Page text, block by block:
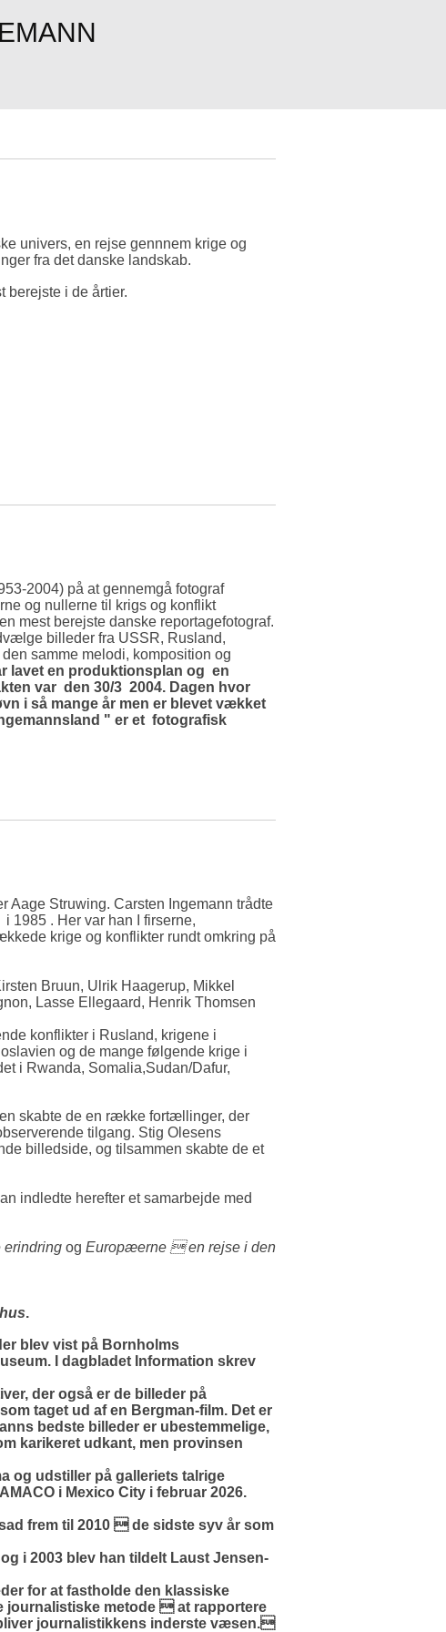
univers, en rejse gennnem krige og
fra det danske landskab.
berejste i de årtier.
2004) på at gennemgå fotograf
og nullerne til krigs og konflikt
mest berejste danske reportagefotograf.
billeder fra USSR, Rusland,
samme melodi, komposition og
lavet en produktionsplan og en
var den 30/3 2004. Dagen hvor
i så mange år men er blevet vækket
" er et fotografisk
Aage Struwing. Carsten Ingemann trådte
1985 . Her var han I firserne,
krige og konflikter rundt omkring på
Bruun, Ulrik Haagerup, Mikkel
Lasse Ellegaard, Henrik Thomsen
konflikter i Rusland, krigene i
og de mange følgende krige i
i Rwanda, Somalia,Sudan/Dafur,
skabte de en række fortællinger, der
tilgang. Stig Olesens
billedside, og tilsammen skabte de et
indledte herefter et samarbejde med
erindring og Europæerne  en rejse i den
.
blev vist på Bornholms
I dagbladet Information skrev
der også er de billeder på
taget ud af en Bergman-film. Det er
bedste billeder er ubestemmelige,
karikeret udkant, men provinsen
og udstiller på galleriets talrige
i Mexico City i februar 2026.
frem til 2010  de sidste syv år som
i 2003 blev han tildelt Laust Jensen-
for at fastholde den klassiske
journalistiske metode  at rapportere
journalistikkens inderste væsen.